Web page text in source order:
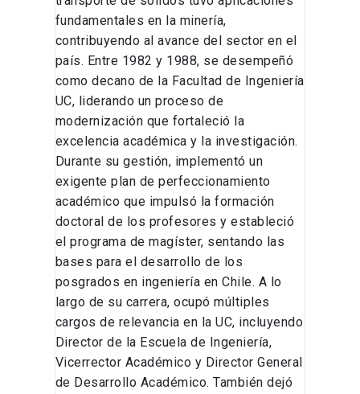
fundamentales en la minería,
contribuyendo al avance del sector en el
país. Entre 1982 y 1988, se desempeñó
como decano de la Facultad de Ingeniería
UC, liderando un proceso de
modernización que fortaleció la
excelencia académica y la investigación.
Durante su gestión, implementó un
exigente plan de perfeccionamiento
académico que impulsó la formación
doctoral de los profesores y estableció
el programa de magíster, sentando las
bases para el desarrollo de los
posgrados en ingeniería en Chile. A lo
largo de su carrera, ocupó múltiples
cargos de relevancia en la UC, incluyendo
Director de la Escuela de Ingeniería,
Vicerrector Académico y Director General
de Desarrollo Académico. También dejó